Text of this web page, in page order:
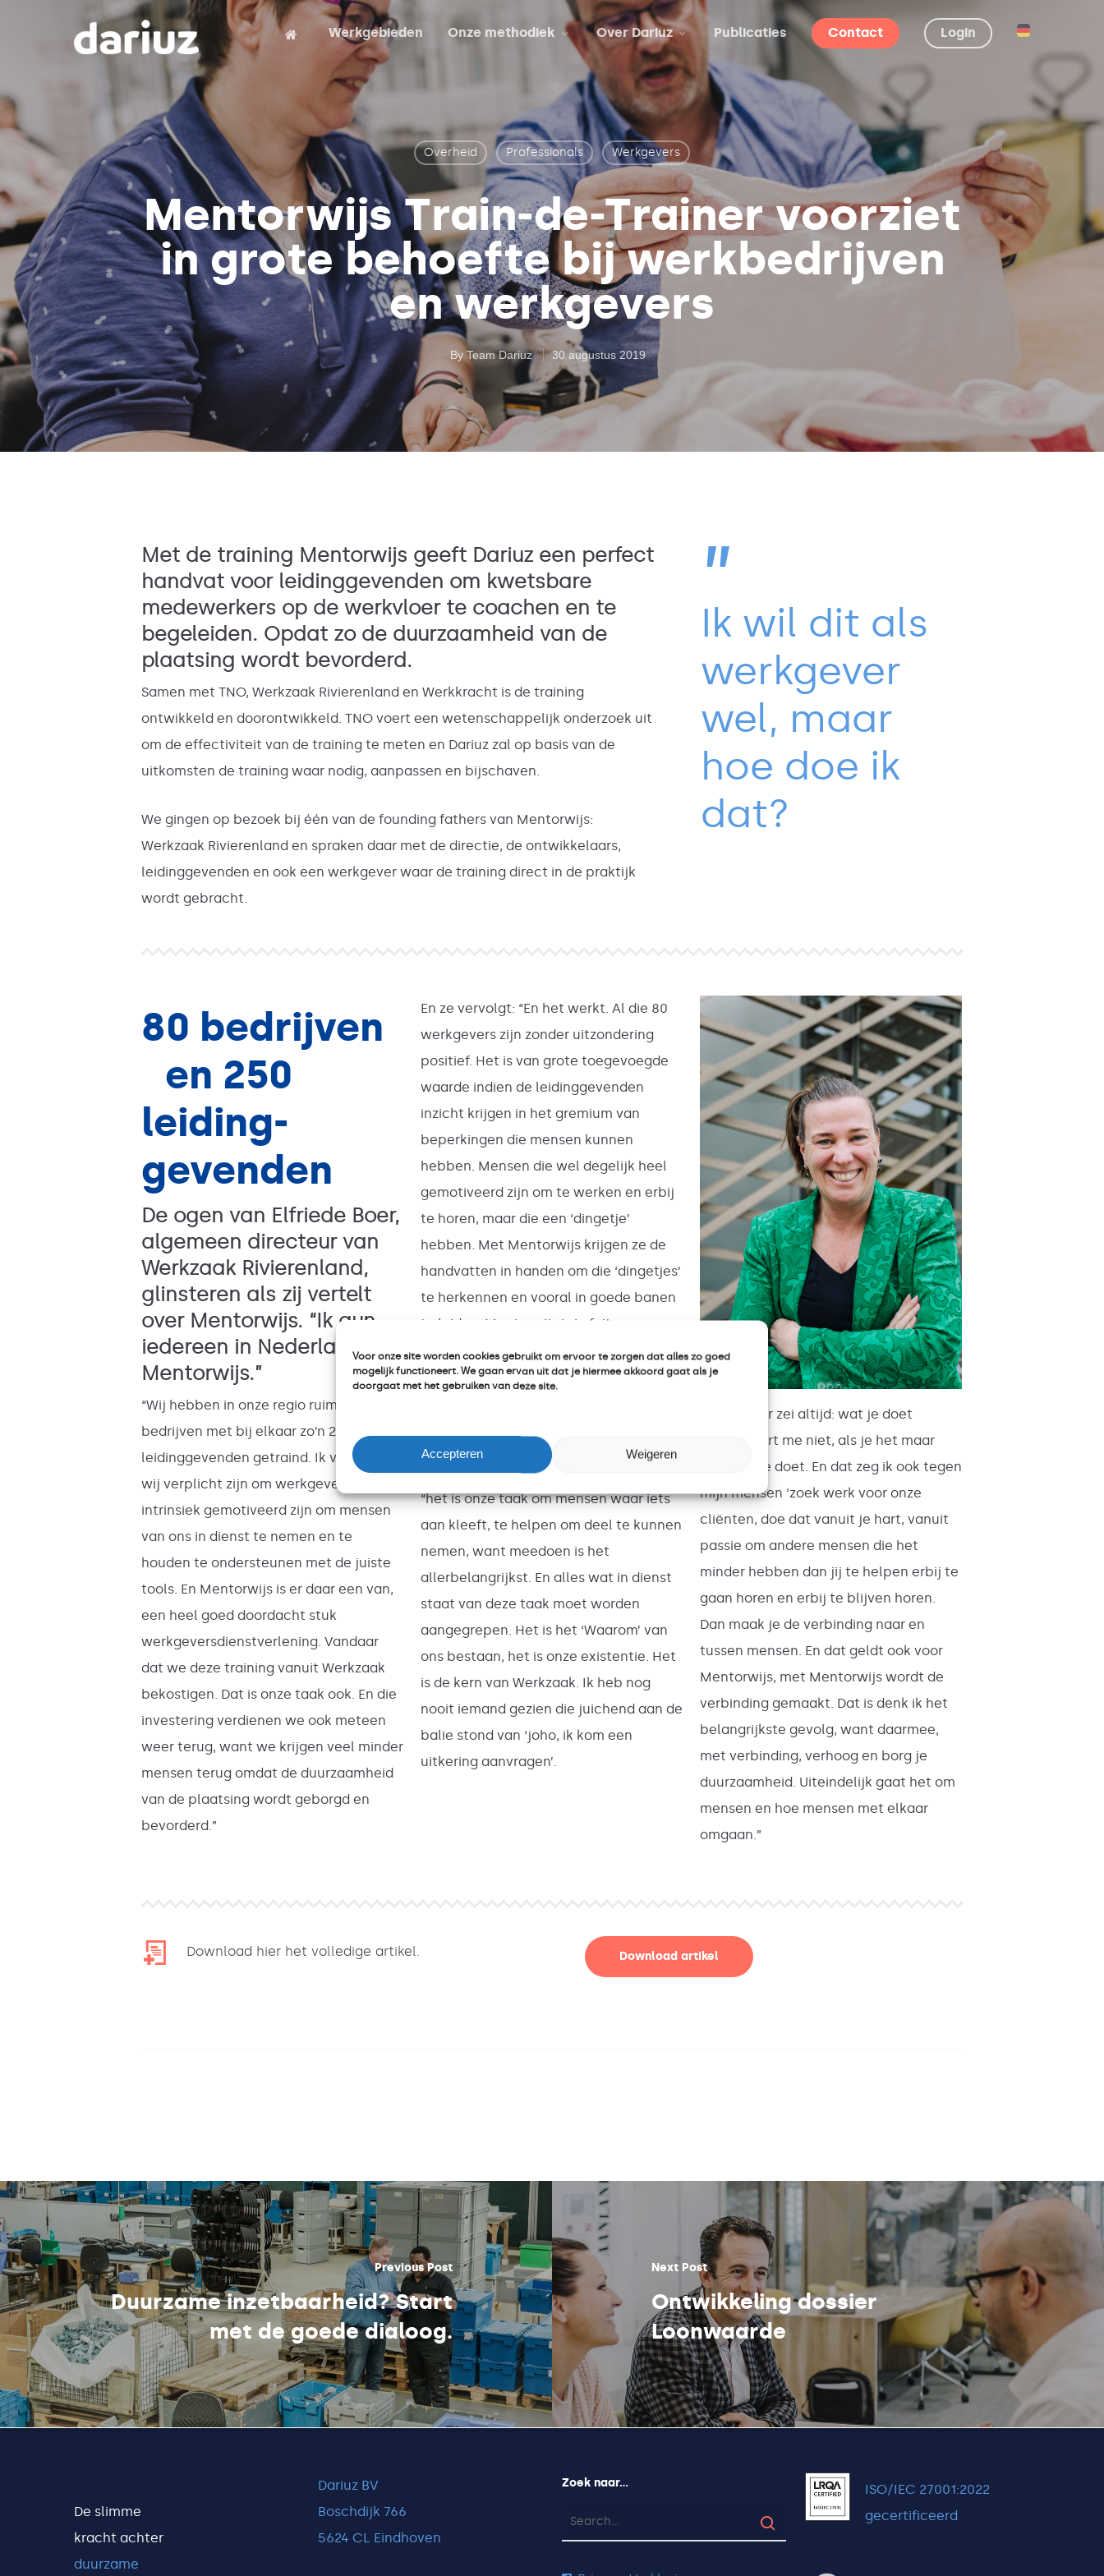
Voor onze site worden cookies gebruikt om ervoor te zorgen dat alles zo goed
mogelijk functioneert. We gaan ervan uit dat je hiermee akkoord gaat als je
doorgaat met het gebruiken van deze site.
Accepteren Weigeren
Werkgebieden Onze methodiek Over Dariuz Publicaties Contact Login
Overheid Professionals Werkgevers
Mentorwijs Train-de-Trainer voorziet
in grote behoefte bij werkbedrijven
en werkgevers
By Team Dariuz 30 augustus 2019
Met de training Mentorwijs geeft Dariuz een perfect
handvat voor leidinggevenden om kwetsbare
medewerkers op de werkvloer te coachen en te
begeleiden. Opdat zo de duurzaamheid van de
plaatsing wordt bevorderd.
Samen met TNO, Werkzaak Rivierenland en Werkkracht is de training
ontwikkeld en doorontwikkeld. TNO voert een wetenschappelijk onderzoek uit
om de effectiviteit van de training te meten en Dariuz zal op basis van de
uitkomsten de training waar nodig, aanpassen en bijschaven.
We gingen op bezoek bij één van de founding fathers van Mentorwijs:
Werkzaak Rivierenland en spraken daar met de directie, de ontwikkelaars,
leidinggevenden en ook een werkgever waar de training direct in de praktijk
wordt gebracht.
”
Ik wil dit als
werkgever
wel, maar
hoe doe ik
dat?
80 bedrijven
en 250
leiding-
gevenden
De ogen van Elfriede Boer,
algemeen directeur van
Werkzaak Rivierenland,
glinsteren als zij vertelt
over Mentorwijs. “Ik gun
iedereen in Nederland
Mentorwijs.”
“Wij hebben in onze regio ruim 80
bedrijven met bij elkaar zo’n 250
leidinggevenden getraind. Ik vind dat
wij verplicht zijn om werkgevers die
intrinsiek gemotiveerd zijn om mensen
van ons in dienst te nemen en te
houden te ondersteunen met de juiste
tools. En Mentorwijs is er daar een van,
een heel goed doordacht stuk
werkgeversdienstverlening. Vandaar
dat we deze training vanuit Werkzaak
bekostigen. Dat is onze taak ook. En die
investering verdienen we ook meteen
weer terug, want we krijgen veel minder
mensen terug omdat de duurzaamheid
van de plaatsing wordt geborgd en
bevorderd.”
En ze vervolgt: “En het werkt. Al die 80
werkgevers zijn zonder uitzondering
positief. Het is van grote toegevoegde
waarde indien de leidinggevenden
inzicht krijgen in het gremium van
beperkingen die mensen kunnen
hebben. Mensen die wel degelijk heel
gemotiveerd zijn om te werken en erbij
te horen, maar die een ‘dingetje’
hebben. Met Mentorwijs krijgen ze de
handvatten in handen om die ‘dingetjes’
te herkennen en vooral in goede banen
te leiden. Mentorwijs is in feite een
feest van herkenning.”
allerbelangrijkst
“Kijk”, zo gaat Elfriede bevlogen verder,
“het is onze taak om mensen waar iets
aan kleeft, te helpen om deel te kunnen
nemen, want meedoen is het
allerbelangrijkst. En alles wat in dienst
staat van deze taak moet worden
aangegrepen. Het is het ‘Waarom’ van
ons bestaan, het is onze existentie. Het
is de kern van Werkzaak. Ik heb nog
nooit iemand gezien die juichend aan de
balie stond van ‘joho, ik kom een
uitkering aanvragen’.
“Mijn vader zei altijd: wat je doet
interesseert me niet, als je het maar
met passie doet. En dat zeg ik ook tegen
mijn mensen ‘zoek werk voor onze
cliënten, doe dat vanuit je hart, vanuit
passie om andere mensen die het
minder hebben dan jij te helpen erbij te
gaan horen en erbij te blijven horen.
Dan maak je de verbinding naar en
tussen mensen. En dat geldt ook voor
Mentorwijs, met Mentorwijs wordt de
verbinding gemaakt. Dat is denk ik het
belangrijkste gevolg, want daarmee,
met verbinding, verhoog en borg je
duurzaamheid. Uiteindelijk gaat het om
mensen en hoe mensen met elkaar
omgaan.”
Download hier het volledige artikel. Download artikel
Previous Post
Duurzame inzetbaarheid? Start
met de goede dialoog.
Next Post
Ontwikkeling dossier
Loonwaarde
De slimme
kracht achter
duurzame
Dariuz BV
Boschdijk 766
5624 CL Eindhoven
Zoek naar…
ISO/IEC 27001:2022
gecertificeerd